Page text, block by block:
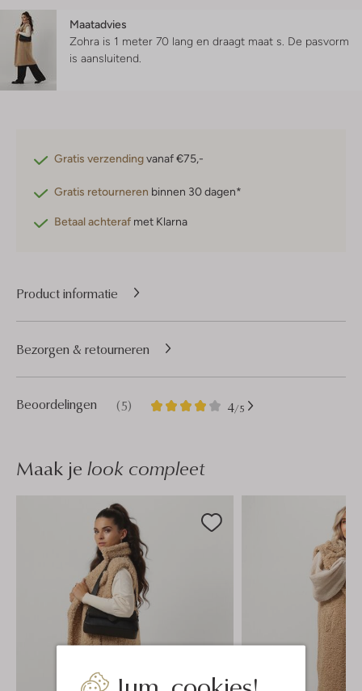
Maatadvies
Zohra is 1 meter 70 lang en draagt maat s. De pasvorm
is aansluitend
Gratis verzendingvanaf €75,-
Gratis retourneren binnen 30 dagen*
Betaal achteraf met Klarna
Product informatie
Beoordelingen (5) 4/5
5
4
Bezorgen & retourneren
Maak je look compleet